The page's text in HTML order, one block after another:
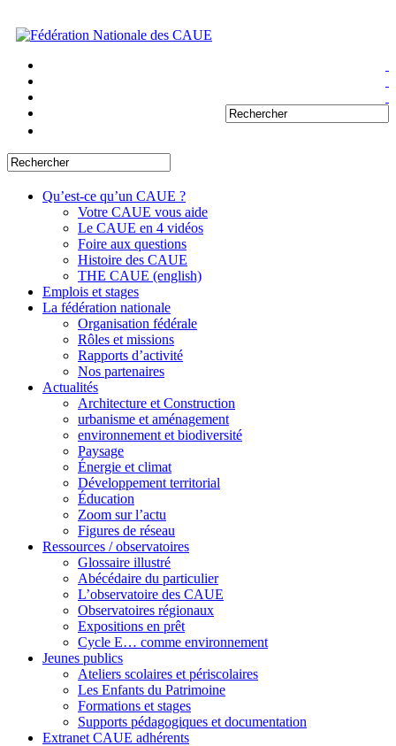
Qu’est-ce qu’un CAUE ?
Votre CAUE vous aide
Le CAUE en 4 vidéos
Foire aux questions
Histoire des CAUE
THE CAUE (english)
Emplois et stages
La fédération nationale
Organisation fédérale
Rôles et missions
Rapports d’activité
Nos partenaires
Actualités
Architecture et Construction
urbanisme et aménagement
environnement et biodiversité
Paysage
Énergie et climat
Développement territorial
Éducation
Zoom sur l’actu
Figures de réseau
Ressources / observatoires
Glossaire illustré
Abécédaire du particulier
L’observatoire des CAUE
Observatoires régionaux
Expositions en prêt
Cycle E… comme environnement
Jeunes publics
Ateliers scolaires et périscolaires
Les Enfants du Patrimoine
Formations et stages
Supports pédagogiques et documentation
Extranet CAUE adhérents